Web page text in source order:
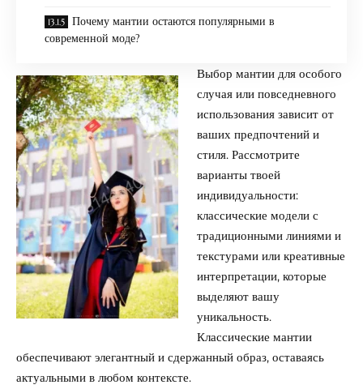
Почему мантии остаются популярными в
современной моде?
Выбор мантии для особого
случая или повседневного
использования зависит от
ваших предпочтений и
стиля. Рассмотрите
варианты твоей
индивидуальности:
классические модели с
традиционными линиями и
текстурами или креативные
интерпретации, которые
выделяют вашу
уникальность.
Классические мантии
обеспечивают элегантный и сдержанный образ, оставаясь
актуальными в любом контексте.